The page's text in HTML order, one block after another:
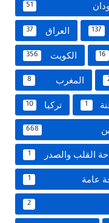
51
137 العراق 37
16 الكويت 356
المغرب 8
1 تركيا 10
668
القلب والصدر 1
عامة 1
2